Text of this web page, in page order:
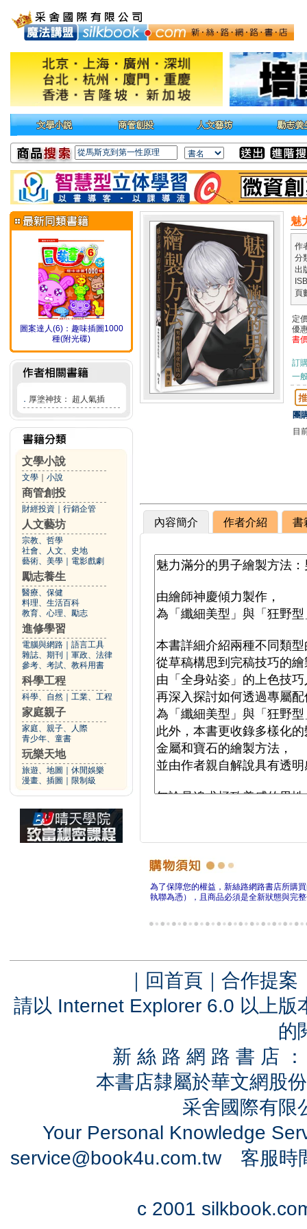
圖案達人(6)：趣味插圖1000
種(附光碟)
． 厚塗神技： 超人氣插
文學小說
文學 小說
商管創投
財經投資 行銷企管
人文藝坊
宗教、哲學
社會、人文、史地
藝術、美學
電影戲劇
勵志養生
醫療、保健
料理、生活百科
教育、心理、勵志
進修學習
電腦與網路
語言工具
雜誌、期刊
軍政、法律
參考、考試、教科用書
科學工程
科學、自然 工業、工程
家庭親子
家庭、親子、人際
青少年、童書
玩樂天地
旅遊、地圖
休閒娛樂
漫畫、插圖
限制級
魅
作
分
出
頁
定
優
書
訂
一
團
目
內容簡介 作者介紹 書
為了保障您的權益，新絲路網路書店所購
執聯為憑），且商品必須是全新狀態與完
｜ 回首頁 ｜ 合作提案
請以 Internet Explorer 6.0 以上
的
新 絲 路 網 路 書 店
本書店隸屬於華文網股
采舍國際有
Your Personal Knowledge
service@book4u.com.tw客服時
c 2001